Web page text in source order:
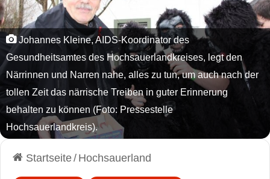
Johannes Kleine, AIDS-Koordinator des
Gesundheitsamtes des Hochsauerlandkreises, legt den
Närrinnen und Narren nahe, alles zu tun, um auch nach der
tollen Zeit das närrische Treiben in guter Erinnerung
behalten zu können (Foto: Pressestelle
Hochsauerlandkreis).
Startseite/ Hochsauerland